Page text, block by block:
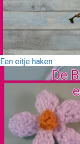
Een eitje haken